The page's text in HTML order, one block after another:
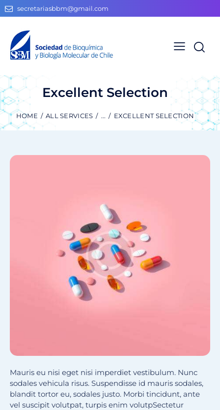
secretariasbbm@gmail.com
Excellent Selection
HOME ALL SERVICES ... EXCELLENT SELECTION
Mauris eu nisi eget nisi imperdiet vestibulum. Nunc
sodales vehicula risus. Suspendisse id mauris sodales,
blandit tortor eu, sodales justo. Morbi tincidunt, ante
vel suscipit volutpat, turpis enim volutpSectetur